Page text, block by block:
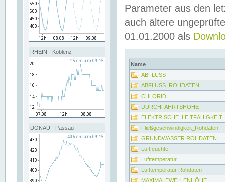
RHEIN - Koblenz
DONAU - Passau
Parameter aus den
auch ältere
01.01.2000 als
Name
ABFLUSS
ABFLUSS_ROHDATEN
CHLORID
DURCHFAHRTSHÖHE
Fließgeschwindigkeit_Rohdaten
GRUNDWASSER ROHDATEN
Luftfeuchte
Lufttemperatur
Lufttemperatur Rohdaten
MAXIMALEWELLENHÖHE